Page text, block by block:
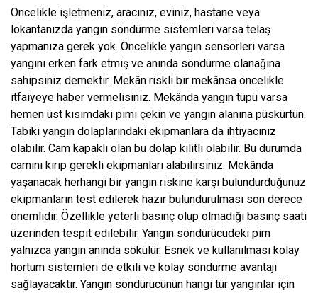
Öncelikle işletmeniz, aracınız, eviniz, hastane veya
lokantanızda yangın söndürme sistemleri varsa telaş
yapmanıza gerek yok. Öncelikle yangın sensörleri varsa
yangını erken fark etmiş ve anında söndürme olanağına
sahipsiniz demektir. Mekân riskli bir mekânsa öncelikle
itfaiyeye haber vermelisiniz. Mekânda yangın tüpü varsa
hemen üst kısımdaki pimi çekin ve yangın alanına püskürtün.
Tabiki yangın dolaplarındaki ekipmanlara da ihtiyacınız
olabilir. Cam kapaklı olan bu dolap kilitli olabilir. Bu durumda
camını kırıp gerekli ekipmanları alabilirsiniz. Mekânda
yaşanacak herhangi bir yangın riskine karşı bulundurduğunuz
ekipmanların test edilerek hazır bulundurulması son derece
önemlidir. Özellikle yeterli basınç olup olmadığı basınç saati
üzerinden tespit edilebilir. Yangın söndürücüdeki pim
yalnızca yangın anında sökülür. Esnek ve kullanılması kolay
hortum sistemleri de etkili ve kolay söndürme avantajı
sağlayacaktır. Yangın söndürücünün hangi tür yangınlar için